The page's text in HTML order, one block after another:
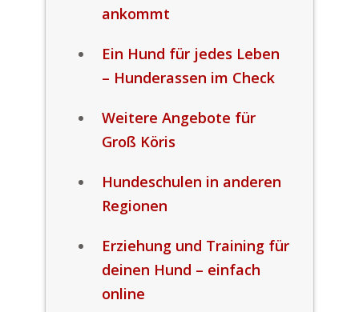
ankommt
Ein Hund für jedes Leben
– Hunderassen im Check
Weitere Angebote für
Groß Köris
Hundeschulen in anderen
Regionen
Erziehung und Training für
deinen Hund – einfach
online